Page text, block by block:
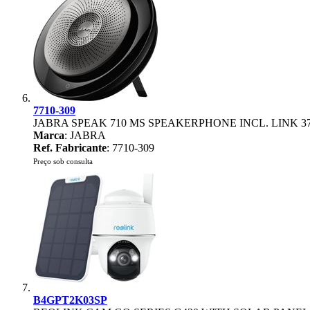
7710-309
JABRA SPEAK 710 MS SPEAKERPHONE INCL. LINK
Marca: JABRA
Ref. Fabricante: 7710-309
Preço sob consulta
B4GPT2K03SP